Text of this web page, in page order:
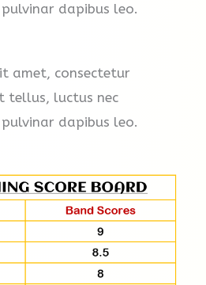
dapibus leo.
amet, consectetur
tellus, luctus nec
dapibus leo.